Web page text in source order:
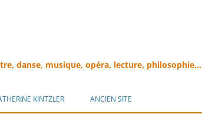
danse, musique, opéra, lecture, philosophie…
au
KINTZLER ANCIEN SITE